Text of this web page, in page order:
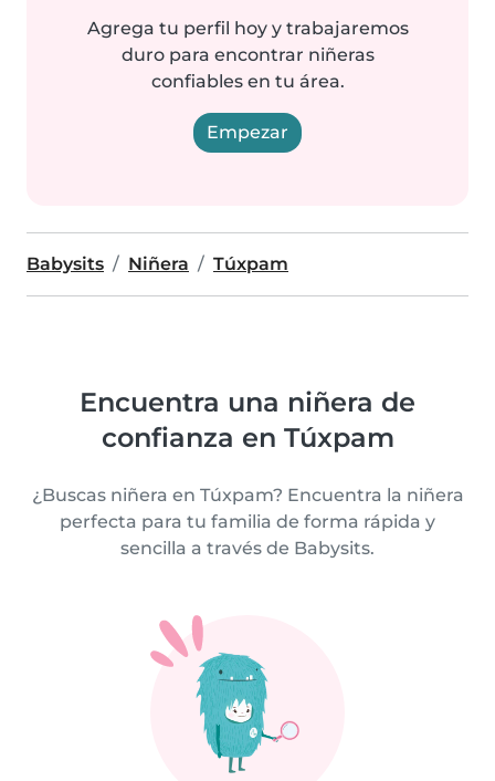
Agrega tu perfil hoy y trabajaremos
duro para encontrar niñeras
confiables en tu área.
Empezar
Babysits Niñera Túxpam
Encuentra una niñera de
confianza en Túxpam
¿Buscas niñera en Túxpam? Encuentra la niñera
perfecta para tu familia de forma rápida y
sencilla a través de Babysits.